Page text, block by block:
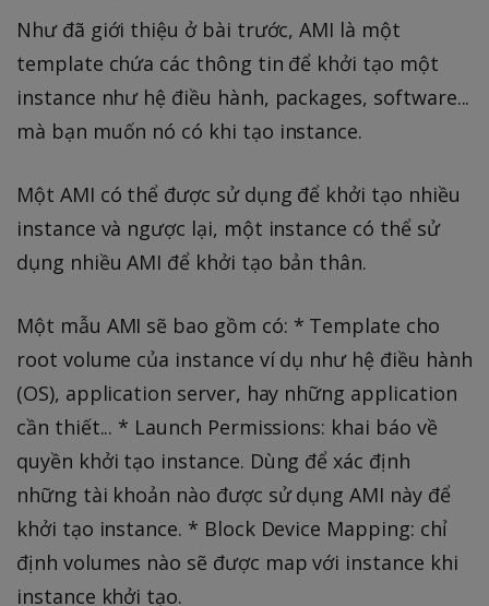
Như đã giới thiệu ở bài trước, AMI là một
template chứa các thông tin để khởi tạo một
instance như hệ điều hành, packages, software...
mà bạn muốn nó có khi tạo instance.
Một AMI có thể được sử dụng để khởi tạo nhiều
instance và ngược lại, một instance có thể sử
dụng nhiều AMI để khởi tạo bản thân.
Một mẫu AMI sẽ bao gồm có: * Template cho
root volume của instance ví dụ như hệ điều hành
(OS), application server, hay những application
cần thiết... * Launch Permissions: khai báo về
quyền khởi tạo instance. Dùng để xác định
những tài khoản nào được sử dụng AMI này để
khởi tạo instance. * Block Device Mapping: chỉ
định volumes nào sẽ được map với instance khi
instance khởi tạo.